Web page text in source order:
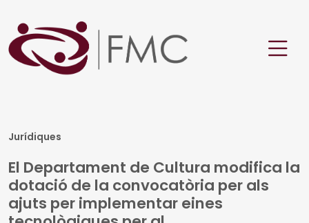
Jurídiques
El Departament de Cultura modifica la
dotació de la convocatòria per als
ajuts per implementar eines